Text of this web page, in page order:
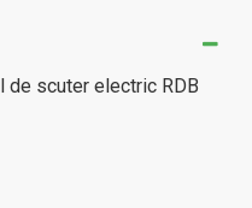
de scuter electric RDB